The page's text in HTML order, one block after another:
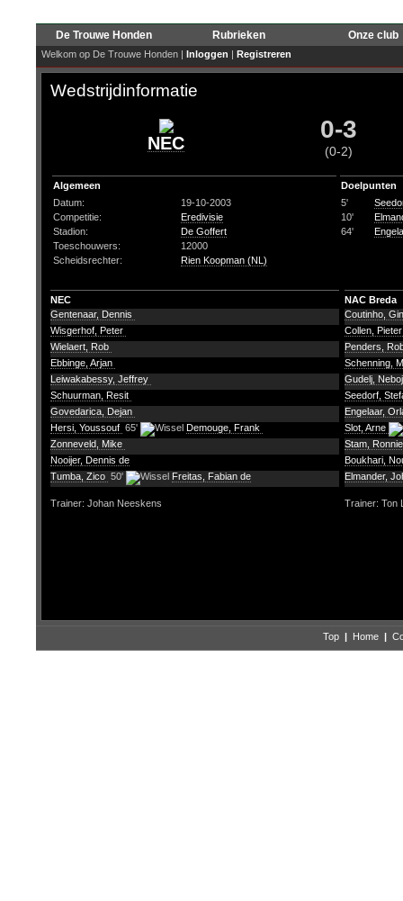
De Trouwe Honden Rubrieken Onze club
Welkom op De Trouwe Honden | Inloggen | Registreren
Wedstrijdinformatie
NEC 0-3
(0-2)
Algemeen
Datum:
19-10-2003
Competitie:
Eredivisie
Stadion:
De Goffert
Toeschouwers:
12000
Scheidsrechter:
Rien Koopman (NL)
Doelpunten
5'
10'
64'
NEC
NAC Breda
Gentenaar, Dennis
Wisgerhof, Peter
Wielaert, Rob
Ebbinge, Arjan
Leiwakabessy, Jeffrey
Schuurman, Resit
Govedarica, Dejan
Hersi, Youssouf 65'
Demouge, Frank
Zonneveld, Mike
Nooijer, Dennis de
Tumba, Zico 50' Freitas, Fabian de
Coutinho,
Collen,
Penders,
Schenning,
Gudelj,
Seedorf,
Engelaar,
Slot, Arne
Stam,
Boukhari,
Elmander,
Trainer: Johan Neeskens Trainer: Ton
Top | Home |